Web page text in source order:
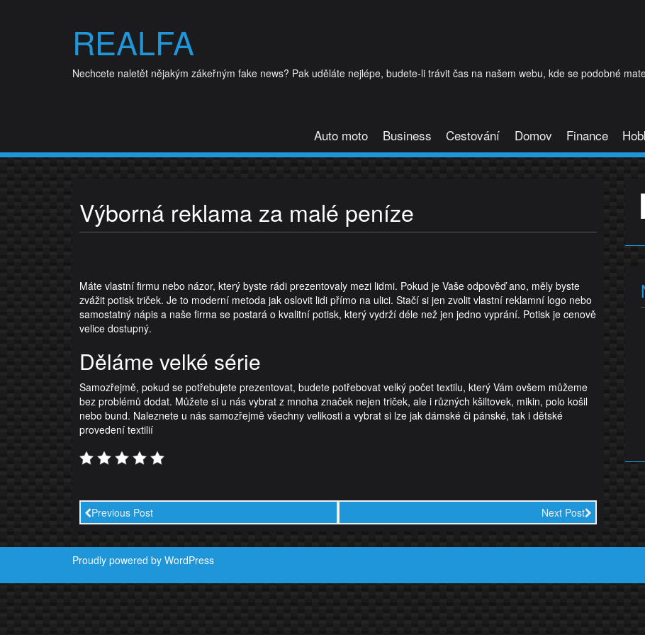
REALFA
Nechcete naletět nějakým zákeřným fake news? Pak uděláte nejlépe, budete-li trávit čas na našem webu, kde se podobné
Auto moto Business Cestování Domov Finance
Výborná reklama za malé peníze
Máte vlastní firmu nebo názor, který byste rádi prezentovaly mezi lidmi. Pokud je Vaše odpověď ano, měly byste
zvážit potisk triček. Je to moderní metoda jak oslovit lidi přímo na ulici. Stačí si jen zvolit vlastní reklamní logo nebo
samostatný nápis a naše firma se postará o kvalitní potisk, který vydrží déle než jen jedno vyprání. Potisk je cenově
velice dostupný.
Děláme velké série
Samozřejmě, pokud se potřebujete prezentovat, budete potřebovat velký počet textilu, který Vám ovšem můžeme
bez problémů dodat. Můžete si u nás vybrat z mnoha značek nejen triček, ale i různých kšiltovek, mikin, polo košil
nebo bund. Naleznete u nás samozřejmě všechny velikosti a vybrat si lze jak dámské či pánské, tak i dětské
provedení textilií
Previous Post Next Post
Proudly powered by WordPress